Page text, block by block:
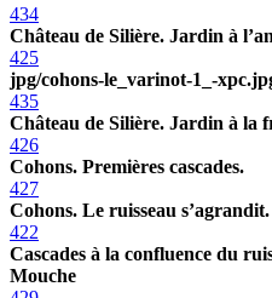
434
Château de Silière. Jardin à
425
jpg/cohons-le_varinot-1_-
435
Château de Silière. Jardin à la
426
Cohons. Premières cascades.
427
Cohons. Le ruisseau s’agrandit.
422
Cascades à la confluence du
Mouche